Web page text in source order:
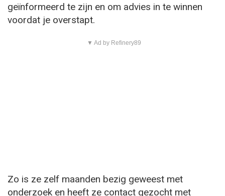
geïnformeerd te zijn en om advies in te winnen
voordat je overstapt.
▼ Ad by Refinery89
Zo is ze zelf maanden bezig geweest met
onderzoek en heeft ze contact gezocht met